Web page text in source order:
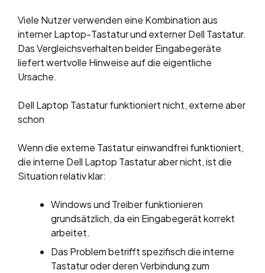
Viele Nutzer verwenden eine Kombination aus
interner Laptop-Tastatur und externer Dell Tastatur.
Das Vergleichsverhalten beider Eingabegeräte
liefert wertvolle Hinweise auf die eigentliche
Ursache.
Dell Laptop Tastatur funktioniert nicht, externe aber
schon
Wenn die externe Tastatur einwandfrei funktioniert,
die interne Dell Laptop Tastatur aber nicht, ist die
Situation relativ klar:
Windows und Treiber funktionieren
grundsätzlich, da ein Eingabegerät korrekt
arbeitet.
Das Problem betrifft spezifisch die interne
Tastatur oder deren Verbindung zum